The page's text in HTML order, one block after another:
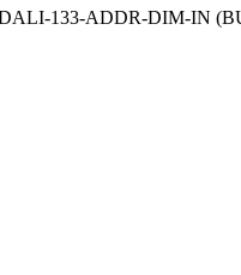
133-ADDR-DIM-IN